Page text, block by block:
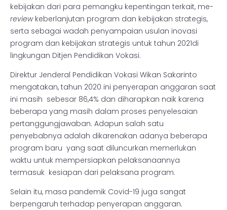
kebijakan dari para pemangku kepentingan terkait, me-
reviewkeberlanjutan program dan kebijakan strategis,
serta sebagai wadah penyampaian usulan inovasi
program dan kebijakan strategis untuk tahun 2021di
lingkungan Ditjen Pendidikan Vokasi.
Direktur Jenderal Pendidikan Vokasi Wikan Sakarinto
mengatakan, tahun 2020 ini penyerapan anggaran saat
ini masih sebesar 86,4% dan diharapkan naik karena
beberapa yang masih dalam proses penyelesaian
pertanggungjawaban. Adapun salah satu
penyebabnya adalah dikarenakan adanya beberapa
program baru yang saat diluncurkan memerlukan
waktu untuk mempersiapkan pelaksanaannya
termasuk kesiapan dari pelaksana program.
Selain itu, masa pandemik Covid-19 juga sangat
berpengaruh terhadap penyerapan anggaran.